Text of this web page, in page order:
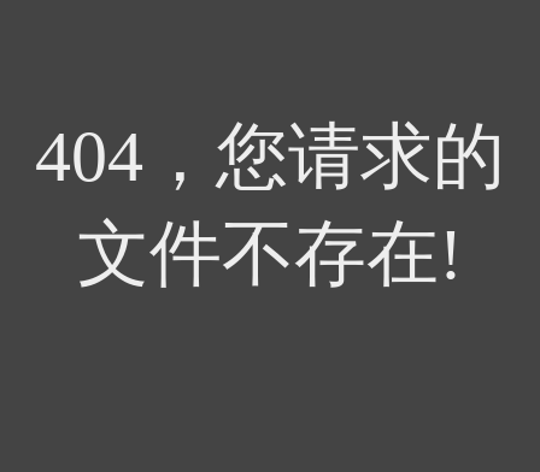
404，您请求的
文件不存在!